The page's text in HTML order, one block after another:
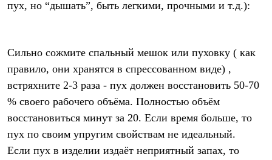
пух, но “дышать”, быть легкими, прочными и т.д.):
Сильно сожмите спальный мешок или пуховку ( как
правило, они хранятся в спрессованном виде) ,
встряхните 2-3 раза - пух должен восстановить 50-70
% своего рабочего объёма. Полностью объём
восстановиться минут за 20. Если время больше, то
пух по своим упругим свойствам не идеальный.
Если пух в изделии издаёт неприятный запах, то